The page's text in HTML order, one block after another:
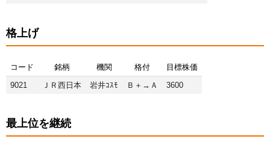
格上げ
コード 銘柄 機関 格付
目標株価
9021
ＪＲ西日本 岩井ｺｽﾓ Ｂ＋→Ａ 3600
最上位を継続